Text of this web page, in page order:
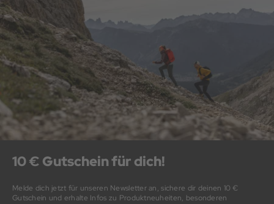
10 € Gutschein für dich!
Melde dich jetzt für unseren Newsletter an, sichere dir deinen 10 €
Gutschein und erhalte Infos zu Produktneuheiten, besonderen